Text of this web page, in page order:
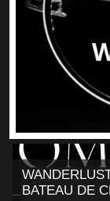
BATEAU DE